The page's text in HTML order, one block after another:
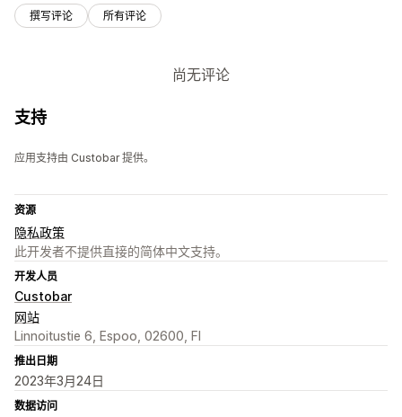
撰写评论 所有评论
尚无评论
支持
应用支持由 Custobar 提供。
资源
隐私政策
此开发者不提供直接的简体中文支持。
开发人员
Custobar
网站
Linnoitustie 6, Espoo, 02600, FI
推出日期
2023年3月24日
数据访问